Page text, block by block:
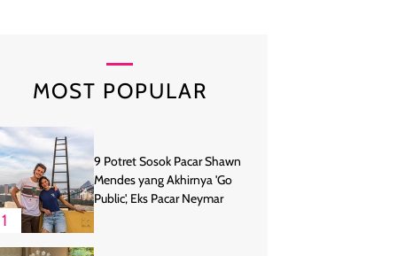
MOST POPULAR
1
9 Potret Sosok Pacar Shawn
Mendes yang Akhirnya 'Go
Public', Eks Pacar Neymar